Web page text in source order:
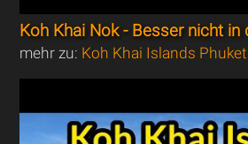
Koh Khai Nok - Besser nicht in
mehr zu: Koh Khai Islands Phuket